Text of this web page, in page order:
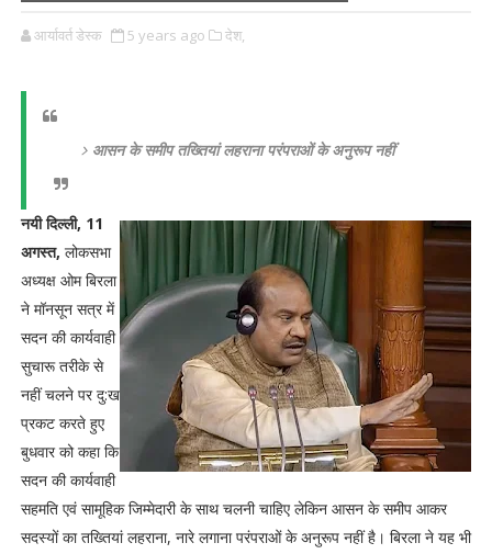
आर्यावर्त डेस्क 5 years ago देश,
आसन के समीप तख्तियां लहराना परंपराओं के अनुरूप नहीं
नयी दिल्ली, 11
अगस्त, लोकसभा
अध्यक्ष ओम बिरला
ने मॉनसून सत्र में
सदन की कार्यवाही
सुचारू तरीके से
नहीं चलने पर दु:ख
प्रकट करते हुए
बुधवार को कहा कि
सदन की कार्यवाही
सहमति एवं सामूहिक जिम्मेदारी के साथ चलनी चाहिए लेकिन आसन के समीप आकर
सदस्यों का तख्तियां लहराना, नारे लगाना परंपराओं के अनुरूप नहीं है। बिरला ने यह भी